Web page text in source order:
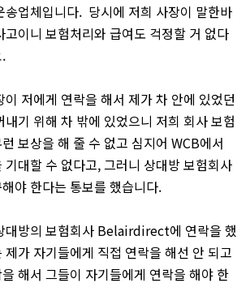
송업체입니다. 당시에 저희 사장이 말한바
고이니 보험처리와 급여도 걱정할 거 없다
저에게 연락을 해서 제가 차 안에 있었던
기 위해 차 밖에 있었으니 저희 회사 보험
보상을 해 줄 수 없고 심지어 WCB에서
기대할 수 없다고, 그러니 상대방 보험회사
야 한다는 통보를 했습니다.
대방의 보험회사 Belairdirect에 연락을 했
가 자기들에게 직접 연락을 해선 안 되고
해서 그들이 자기들에게 연락을 해야 한